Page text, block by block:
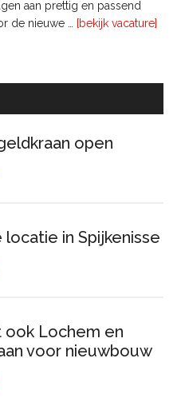
aan prettig en passend
de nieuwe …
[bekijk vacature]
open
in Spijkenisse
ook Lochem en
voor nieuwbouw